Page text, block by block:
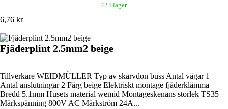
42 i lager
6,76 kr
Fjäderplint 2.5mm2 beige
Tillverkare WEIDMÜLLER Typ av skarvdon buss Antal vägar 1
Antal anslutningar 2 Färg beige Elektriskt montage fjäderklämma
Bredd 5.1mm Husets material wemid Montageskenans storlek TS35
Märkspänning 800V AC Märkström 24A...